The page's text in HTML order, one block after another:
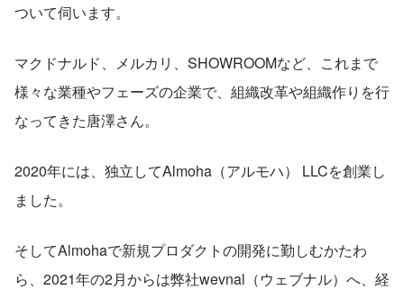
ついて伺います。
マクドナルド、メルカリ、SHOWROOMなど、これまで
様々な業種やフェーズの企業で、組織改革や組織作りを行
なってきた唐澤さん。
2020年には、独立してAlmoha（アルモハ） LLCを創業し
ました。
そしてAlmohaで新規プロダクトの開発に勤しむかたわ
ら、2021年の2月からは弊社wevnal（ウェブナル）へ、経